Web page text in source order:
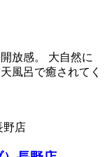
放感。 大自然に
風呂で癒されてく